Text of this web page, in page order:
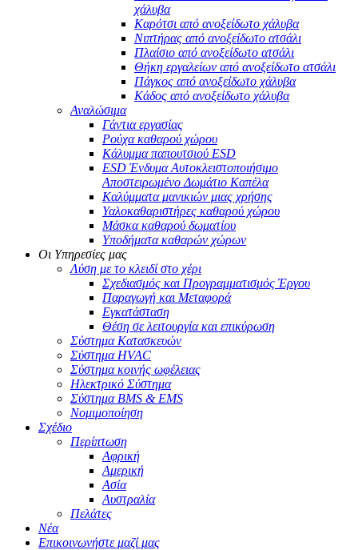
χάλυβα
Καρότσι από ανοξείδωτο χάλυβα
Νιπτήρας από ανοξείδωτο ατσάλι
Πλαίσιο από ανοξείδωτο ατσάλι
Θήκη εργαλείων από ανοξείδωτο ατσάλι
Πάγκος από ανοξείδωτο χάλυβα
Κάδος από ανοξείδωτο χάλυβα
Αναλώσιμα
Γάντια εργασίας
Ρούχα καθαρού χώρου
Κάλυμμα παπουτσιού ESD
ESD Ένδυμα Αυτοκλειστοποιήσιμο
Αποστειρωμένο Δωμάτιο Καπέλα
Καλύμματα μανικιών μιας χρήσης
Υαλοκαθαριστήρες καθαρού χώρου
Μάσκα καθαρού δωματίου
Υποδήματα καθαρών χώρων
Οι Υπηρεσίες μας
Λύση με το κλειδί στο χέρι
Σχεδιασμός και Προγραμματισμός Έργου
Παραγωγή και Μεταφορά
Εγκατάσταση
Θέση σε λειτουργία και επικύρωση
Σύστημα Κατασκευών
Σύστημα HVAC
Σύστημα κοινής ωφέλειας
Ηλεκτρικό Σύστημα
Σύστημα BMS & EMS
Νομιμοποίηση
Σχέδιο
Περίπτωση
Αφρική
Αμερική
Ασία
Αυστραλία
Πελάτες
Νέα
Επικοινωνήστε μαζί μας